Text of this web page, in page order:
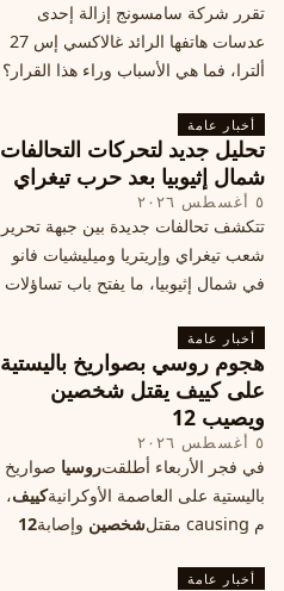
تقرر شركة سامسونج إزالة إحدى
عدسات هاتفها الرائد غالاكسي إس 27
ألترا، فما هي الأسباب وراء هذا القرار؟
الأندرويد الأغلى في السوق؟
أخبار عامة
تحليل جديد لتحركات التحالفات
شمال إثيوبيا بعد حرب تيغراي
٥ أغسطس ٢٠٢٦
تتكشف تحالفات جديدة بين جبهة تحرير
شعب تيغراي وإريتريا وميليشيات فانو
في شمال إثيوبيا، ما يفتح باب تساؤلات
الخريطة السياسية.
أخبار عامة
هجوم روسي بصواريخ باليستية
على كييف يقتل شخصين
ويصيب 12
٥ أغسطس ٢٠٢٦
في فجر الأربعاء أطلقتروسيا صواريخ
باليستية على العاصمة الأوكرانيةكييف،
م causing مقتل
شخصين وإصابة12
المدني. تفاصيل الهجوم وتداعياته.
أخبار عامة